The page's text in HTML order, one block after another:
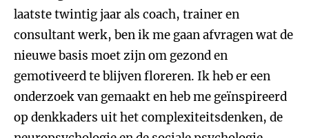
laatste twintig jaar als coach, trainer en
consultant werk, ben ik me gaan afvragen wat de
nieuwe basis moet zijn om gezond en
gemotiveerd te blijven floreren. Ik heb er een
onderzoek van gemaakt en heb me geïnspireerd
op denkkaders uit het complexiteitsdenken, de